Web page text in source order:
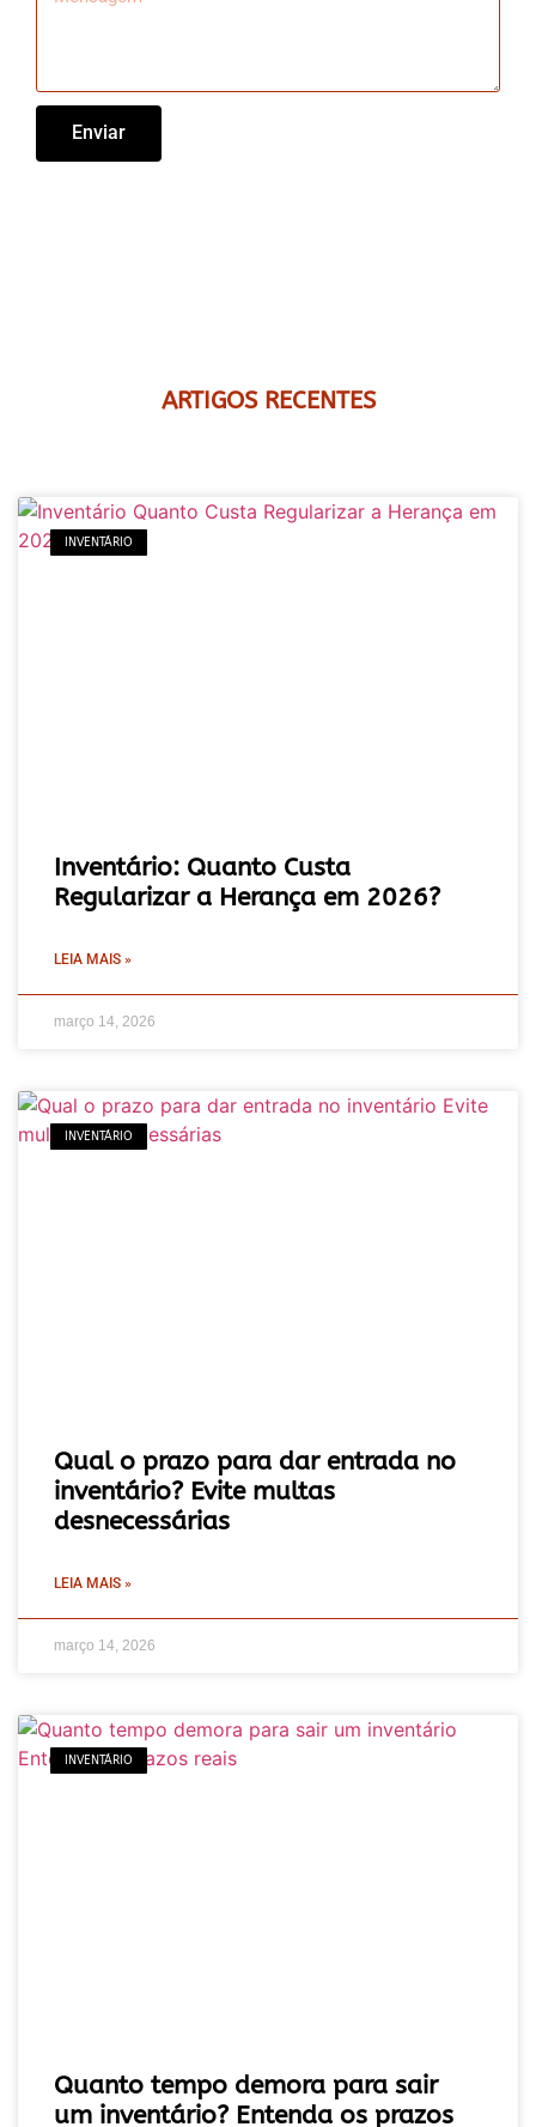
Enviar
ARTIGOS RECENTES
INVENTÁRIO
Inventário: Quanto Custa
Regularizar a Herança em 2026?
LEIA MAIS »
março 14, 2026
INVENTÁRIO
Qual o prazo para dar entrada no
inventário? Evite multas
desnecessárias
LEIA MAIS »
março 14, 2026
INVENTÁRIO
Quanto tempo demora para sair
um inventário? Entenda os prazos